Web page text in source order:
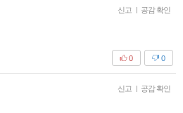
신고 | 공감 확인
0
0
신고 | 공감 확인